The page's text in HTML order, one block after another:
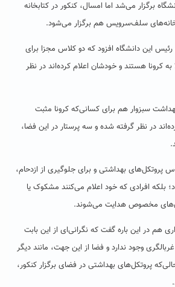
برگزار می‌شد اما امسال، کنکور در کتابخانه
سلف‌سرویس هم برگزار می‌شود.
این دانشگاه افزود که دو کلاس مجزا برای
کرونا هستند و خودشان اعلام کرده‌اند در نظر
سبزوار هم برای کسانی‌که کرونا مثبت
در نظر گرفته شده و سه پرستار در این فضا،
پروتکل‌های بهداشتی و برای جلوگیری از ازدحام،
بلکه افرادی که خود اعلام می‌کنند مشکوک یا
مخصوص هدایت می‌شوند.
هم در این باره گفت که نگرانی‌‌ای از این بابت
وجود ندارد و فضا از این جهت، مانند دیگر
پروتکل‌های بهداشتی در فضای برگزار کنکور،